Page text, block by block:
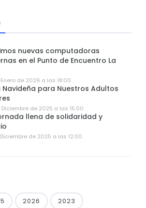
nuevas computadoras
en el Punto de Encuentro La
Enero de 2026 a las 18:00
Navideña para Nuestros Adultos
Diciembre de 2025 a las 15:00
llena de solidaridad y
Diciembre de 2025 a las 12:00
2026 2023